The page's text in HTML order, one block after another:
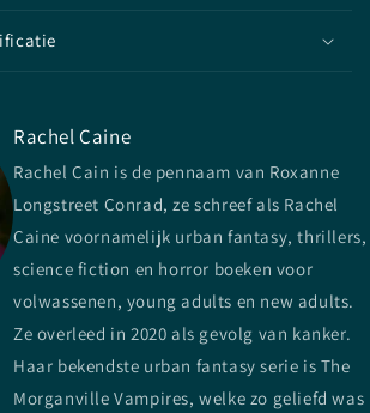
Rachel Caine
Rachel Cain is de pennaam van Roxanne
Longstreet Conrad, ze schreef als Rachel
Caine voornamelijk urban fantasy, thrillers,
science fiction en horror boeken voor
volwassenen, young adults en new adults.
Ze overleed in 2020 als gevolg van kanker.
Haar bekendste urban fantasy serie is The
Morganville Vampires, welke zo geliefd was